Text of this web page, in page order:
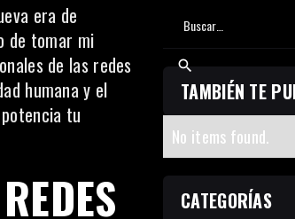
era de
de tomar mi
de las redes
humana y el
tu
TAMBIÉN TE
No items found.
CATEGORÍAS